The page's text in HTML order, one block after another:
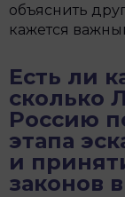
объяснить
кажется
Есть ли
сколько
Россию
этапа
и
законов